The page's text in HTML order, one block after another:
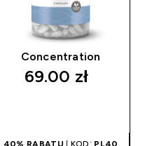
Concentration
69.00 zł‎
40% RABATU | KOD: PL40